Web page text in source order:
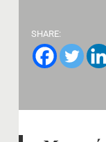
SHARE: